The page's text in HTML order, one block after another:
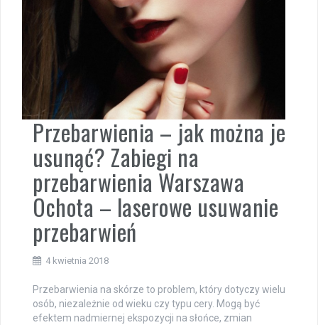
Przebarwienia – jak można je
usunąć? Zabiegi na
przebarwienia Warszawa
Ochota – laserowe usuwanie
przebarwień
4 kwietnia 2018
Przebarwienia na skórze to problem, który dotyczy wielu
osób, niezależnie od wieku czy typu cery. Mogą być
efektem nadmiernej ekspozycji na słońce, zmian